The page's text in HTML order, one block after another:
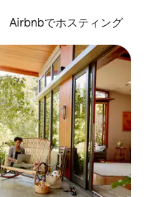
Airbnbでホスティング